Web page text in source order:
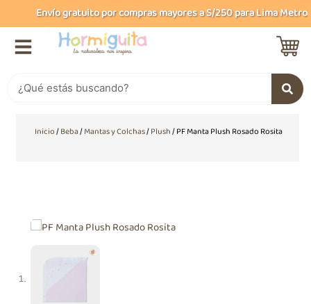
al
contenido
Envío gratuito por compras mayores a S/250 para Lima
Inicio/Beba/Mantas y Colchas/Plush/ PF Manta Plush Rosado Rosita